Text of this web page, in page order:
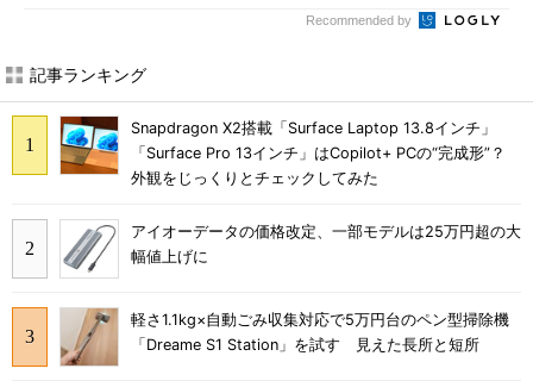
Recommended by
記事ランキング
Snapdragon X2搭載「Surface Laptop 13.8インチ」
「Surface Pro 13インチ」はCopilot+ PCの“完成形”？
外観をじっくりとチェックしてみた
アイオーデータの価格改定、一部モデルは25万円超の大
幅値上げに
軽さ1.1kg×自動ごみ収集対応で5万円台のペン型掃除機
「Dreame S1 Station」を試す 見えた長所と短所